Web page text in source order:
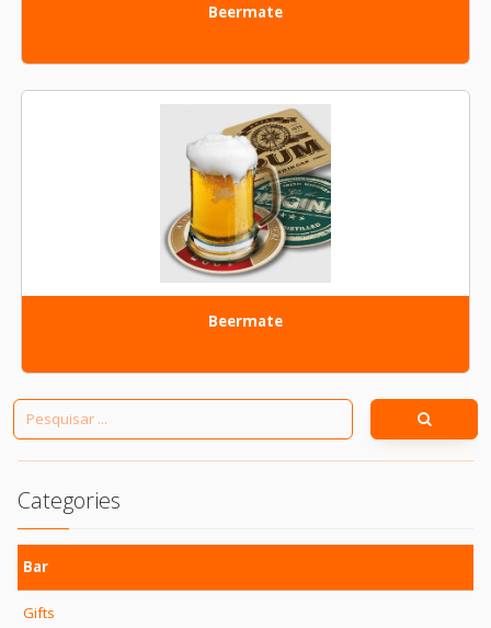
Beermate
Beermate
Categories
Bar
Gifts